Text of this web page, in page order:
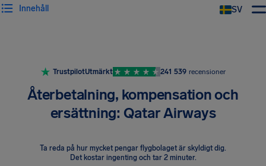
SV
Innehåll
TrustpilotUtmärkt 241 539 recensioner
Återbetalning, kompensation och
ersättning: Qatar Airways
Ta reda på hur mycket pengar flygbolaget är skyldigt dig.
Det kostar ingenting och tar 2 minuter.